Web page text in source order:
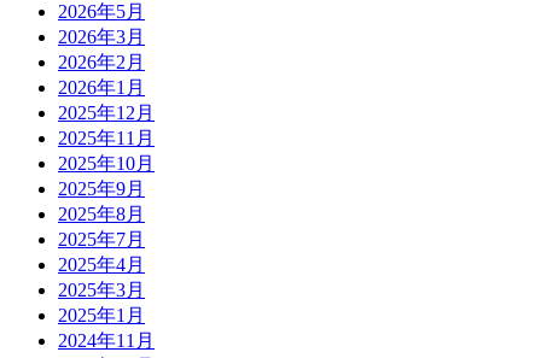
2026年5月
2026年3月
2026年2月
2026年1月
2025年12月
2025年11月
2025年10月
2025年9月
2025年8月
2025年7月
2025年4月
2025年3月
2025年1月
2024年11月